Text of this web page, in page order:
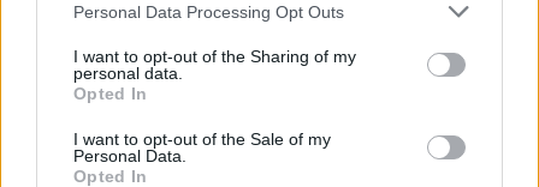
Personal Data Processing Opt Outs
I want to opt-out of the Sharing of my
personal data.
Opted In
I want to opt-out of the Sale of my
Personal Data.
Opted In
Kas sieja Rumšiškes, Vilnių ir Irkutską?
Žinios | Pasaulis